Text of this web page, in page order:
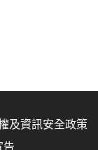
及資訊安全政策
告